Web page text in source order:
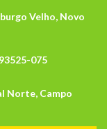
Velho, Novo
075
Norte, Campo